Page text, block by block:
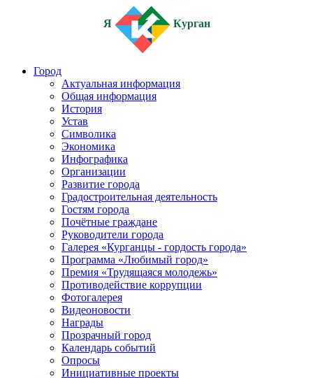
Я Курган
Город
Актуальная информация
Общая информация
История
Устав
Символика
Экономика
Инфографика
Организации
Развитие города
Градостроительная деятельность
Гостям города
Почётные граждане
Руководители города
Галерея «Курганцы - гордость города»
Программа «Любимый город»
Премия «Трудящаяся молодежь»
Противодействие коррупции
Фотогалерея
Видеоновости
Награды
Прозрачный город
Календарь событий
Опросы
Инициативные проекты